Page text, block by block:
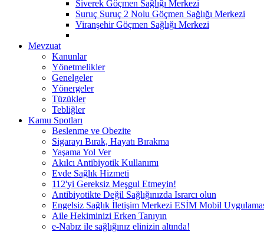
Siverek Göçmen Sağlığı Merkezi
Suruç Suruç 2 Nolu Göçmen Sağlığı Merkezi
Viranşehir Göçmen Sağlığı Merkezi
Mevzuat
Kanunlar
Yönetmelikler
Genelgeler
Yönergeler
Tüzükler
Tebliğler
Kamu Spotları
Beslenme ve Obezite
Sigarayı Bırak, Hayatı Bırakma
Yaşama Yol Ver
Akılcı Antibiyotik Kullanımı
Evde Sağlık Hizmeti
112'yi Gereksiz Meşgul Etmeyin!
Antibiyotikte Değil Sağlığınızda Israrcı olun
Engelsiz Sağlık İletişim Merkezi ESİM Mobil
Aile Hekiminizi Erken Tanıyın
e-Nabız ile sağlığınız elinizin altında!